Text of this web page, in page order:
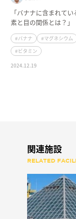
「バナナに含まれて
素と目の関係とは？」
#バナナ
#マグネシウム
#ビタミン
2024.12.19
関連施設
RELATED